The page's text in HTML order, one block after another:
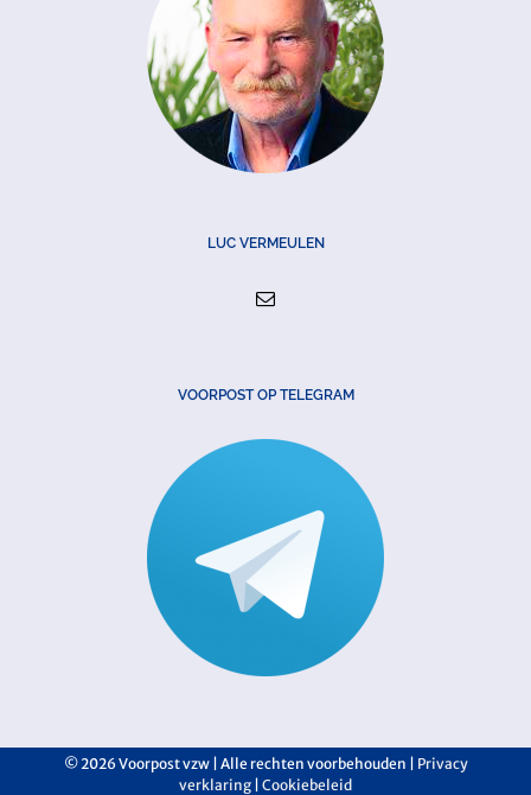
LUC VERMEULEN
VOORPOST OP TELEGRAM
©2026 Voorpost vzw | Alle rechten voorbehouden | Privacy
verklaring Cookiebeleid